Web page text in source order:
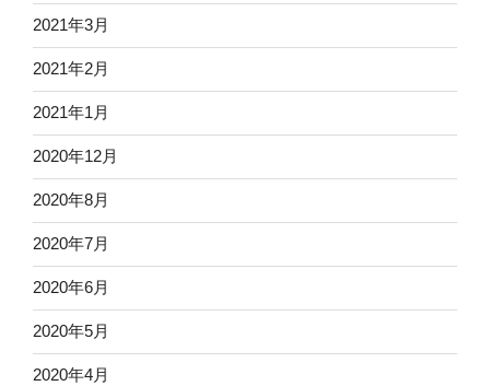
2021年3月
2021年2月
2021年1月
2020年12月
2020年8月
2020年7月
2020年6月
2020年5月
2020年4月